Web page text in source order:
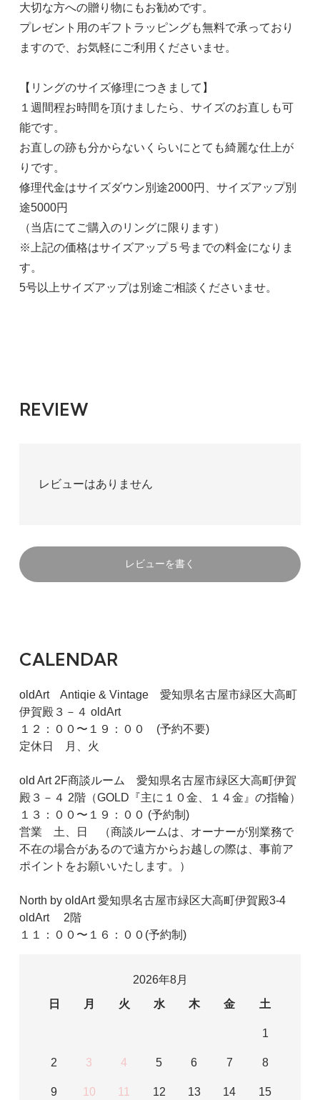
大切な方への贈り物にもお勧めです。
プレゼント用のギフトラッピングも無料で承っており
ますので、お気軽にご利用くださいませ。
【リングのサイズ修理につきまして】
１週間程お時間を頂けましたら、サイズのお直しも可
能です。
お直しの跡も分からないくらいにとても綺麗な仕上が
りです。
修理代金はサイズダウン別途2000円、サイズアップ別
途5000円
（当店にてご購入のリングに限ります）
※上記の価格はサイズアップ５号までの料金になりま
す。
5号以上サイズアップは別途ご相談くださいませ。
REVIEW
レビューはありません
レビューを書く
CALENDAR
oldArt Antiqie & Vintage 愛知県名古屋市緑区大高町
伊賀殿３－４ oldArt
１２：００〜１９：００ (予約不要)
定休日 月、火
old Art 2F商談ルーム 愛知県名古屋市緑区大高町伊賀
殿３－４ 2階（GOLD『主に１０金、１４金』の指輪）
１３：００〜１９：００ (予約制)
営業 土、日 （商談ルームは、オーナーが別業務で
不在の場合があるので遠方からお越しの際は、事前ア
ポイントをお願いいたします。）
North by oldArt 愛知県名古屋市緑区大高町伊賀殿3-4
oldArt 2階
１１：００〜１６：００(予約制)
2026年8月
日
月 火 水 木 金 土
1
2 3 4 5 6 7 8
9 10 11 12 13 14 15